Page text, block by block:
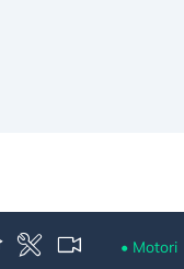
• Motori